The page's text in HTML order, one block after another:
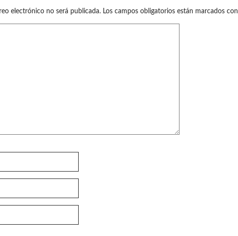
electrónico no será publicada. Los campos obligatorios están marcados con